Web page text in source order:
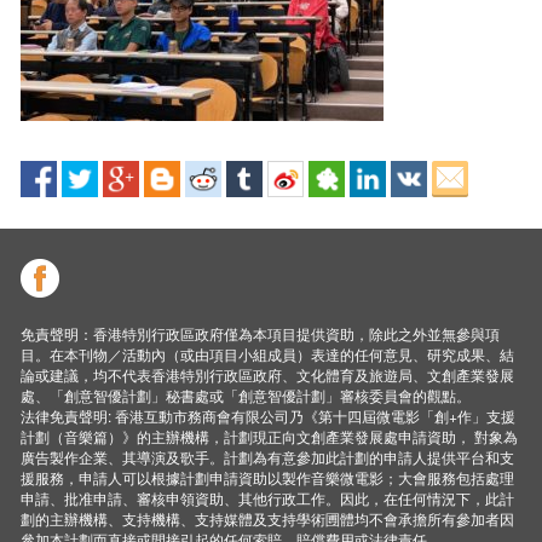
免責聲明：香港特別行政區政府僅為本項目提供資助，除此之外並無參與項
目。在本刊物／活動內（或由項目小組成員）表達的任何意見、研究成果、結
論或建議，均不代表香港特別行政區政府、文化體育及旅遊局、文創產業發展
處、「創意智優計劃」秘書處或「創意智優計劃」審核委員會的觀點。
法律免責聲明: 香港互動市務商會有限公司乃《第十四屆微電影「創+作」支援
計劃（音樂篇）》的主辦機構，計劃現正向文創產業發展處申請資助， 對象為
廣告製作企業、其導演及歌手。計劃為有意參加此計劃的申請人提供平台和支
援服務，申請人可以根據計劃申請資助以製作音樂微電影；大會服務包括處理
申請、批准申請、審核申領資助、其他行政工作。因此，在任何情況下，此計
劃的主辦機構、支持機構、支持媒體及支持學術圑體均不會承擔所有參加者因